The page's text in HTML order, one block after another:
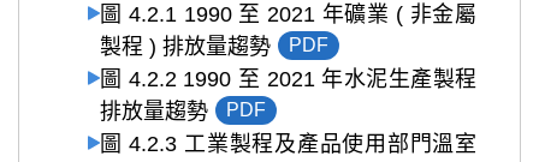
圖 4.2.1 1990 至 2021 年礦業 ( 非金屬
製程 ) 排放量趨勢
PDF
圖 4.2.2 1990 至 2021 年水泥生產製程
排放量趨勢
PDF
圖 4.2.3 工業製程及產品使用部門溫室